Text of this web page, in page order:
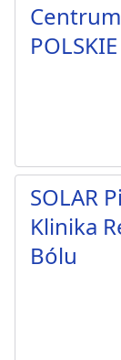
SOLAR
Klinika
Bólu